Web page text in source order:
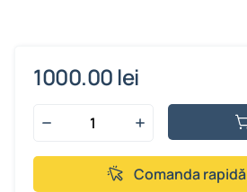
1000.00 lei
Comanda rapidă